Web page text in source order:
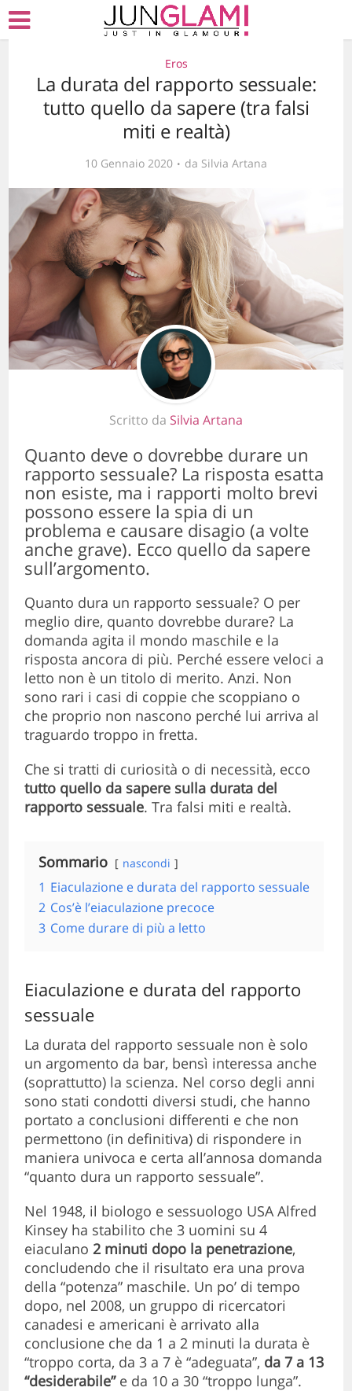
Eros
La durata del rapporto sessuale:
tutto quello da sapere (tra falsi
miti e realtà)
10 Gennaio 2020 da Silvia Artana
Scritto da Silvia Artana
Quanto deve o dovrebbe durare un
rapporto sessuale? La risposta esatta
non esiste, ma i rapporti molto brevi
possono essere la spia di un
problema e causare disagio (a volte
anche grave). Ecco quello da sapere
sull’argomento.
Quanto dura un rapporto sessuale? O per
meglio dire, quanto dovrebbe durare? La
domanda agita il mondo maschile e la
risposta ancora di più. Perché essere veloci a
letto non è un titolo di merito. Anzi. Non
sono rari i casi di coppie che scoppiano o
che proprio non nascono perché lui arriva al
traguardo troppo in fretta.
Che si tratti di curiosità o di necessità, ecco
tutto quello da sapere sulla durata del
rapporto sessuale. Tra falsi miti e realtà.
Sommario nascondi
1 Eiaculazione e durata del rapporto sessuale
2 Cos’è l’eiaculazione precoce
3 Come durare di più a letto
Eiaculazione e durata del rapporto
sessuale
La durata del rapporto sessuale non è solo
un argomento da bar, bensì interessa anche
(soprattutto) la scienza. Nel corso degli anni
sono stati condotti diversi studi, che hanno
portato a conclusioni differenti e che non
permettono (in definitiva) di rispondere in
maniera univoca e certa all’annosa domanda
“quanto dura un rapporto sessuale”.
Nel 1948, il biologo e sessuologo USA Alfred
Kinsey ha stabilito che 3 uomini su 4
eiaculano 2 minuti dopo la penetrazione,
concludendo che il risultato era una prova
della “potenza” maschile. Un po’ di tempo
dopo, nel 2008, un gruppo di ricercatori
canadesi e americani è arrivato alla
conclusione che da 1 a 2 minuti la durata è
“troppo corta, da 3 a 7 è “adeguata”, da 7 a 13
“desiderabile”e da 10 a 30 “troppo lunga”.